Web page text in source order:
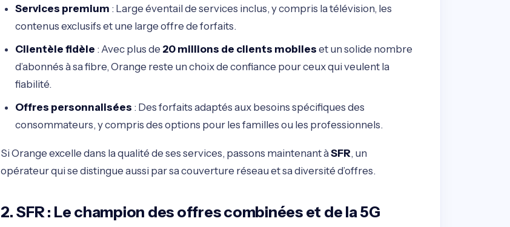
Services premium : Large éventail de services inclus, y compris la télévision, les
contenus exclusifs et une large offre de forfaits.
Clientèle fidèle : Avec plus de 20 millions de clients mobiles et un solide nombre
d’abonnés à sa fibre, Orange reste un choix de confiance pour ceux qui veulent la
fiabilité.
Offres personnalisées : Des forfaits adaptés aux besoins spécifiques des
consommateurs, y compris des options pour les familles ou les professionnels.
Si Orange excelle dans la qualité de ses services, passons maintenant àSFR, un
opérateur qui se distingue aussi par sa couverture réseau et sa diversité d’offres.
2. SFR : Le champion des offres combinées et de la 5G